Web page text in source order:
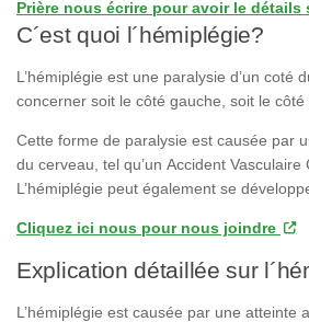
Prière nous écrire pour avoir le détails
C´est quoi l´hémiplégie?
L’hémiplégie est une paralysie d’un coté
concerner soit le côté gauche, soit le côté
Cette forme de paralysie est causée par
du cerveau, tel qu’un Accident Vasculaire
L’hémiplégie peut également se
Cliquez ici nous pour nous joindre
Explication détaillée sur
L’hémiplégie est causée par une atteinte